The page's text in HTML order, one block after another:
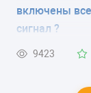
включены
сигнал ?
9423